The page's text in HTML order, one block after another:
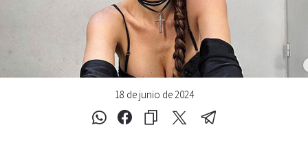
18 de junio de 2024